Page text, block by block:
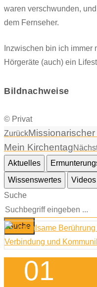
waren verschwunden,
dem Fernseher.
Inzwischen bin ich immer
Hörgeräte (auch) ein
Bildnachweise
© Privat
ZurückMissionarischer
Mein Kirchentag
Aktuelles
Wissenswertes
Videos
Suche
Suche
01